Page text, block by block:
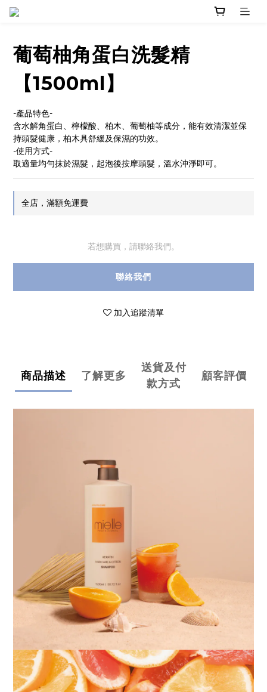
葡萄柚角蛋白洗髮精
【1500ml】
-產品特色-
含水解角蛋白、檸檬酸、柏木、葡萄柚等成分，能有效清潔並保
持頭髮健康，柏木具舒緩及保濕的功效。
-使用方式-
取適量均勻抹於濕髮，起泡後按摩頭髮，溫水沖淨即可。
全店，滿額免運費
若想購買，請聯絡我們。
聯絡我們
加入追蹤清單
商品描述 了解更多
送貨及付
款方式
顧客評價